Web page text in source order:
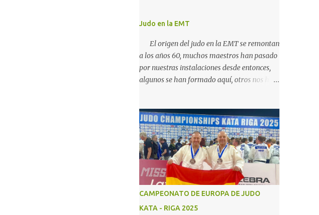
Judo en la EMT
El origen del judo en la EMT se remontan
a los años 60, muchos maestros han pasado
por nuestras instalaciones desde entonces,
algunos se han formado aquí, otros nos han
ahora gracias al carácter social de la
empresa y a los cuidados que durante todos
estos años las diferentes personas que se
han ido encargando de las diferentes
actividades sociales han visto en el judo un
"valor", algo que continuamos realizando
igual, con el cariño que antiguas
enviandonos, incluso trayendo a sus hijos,
CAMPEONATO DE EUROPA DE JUDO
KATA - RIGA 2025